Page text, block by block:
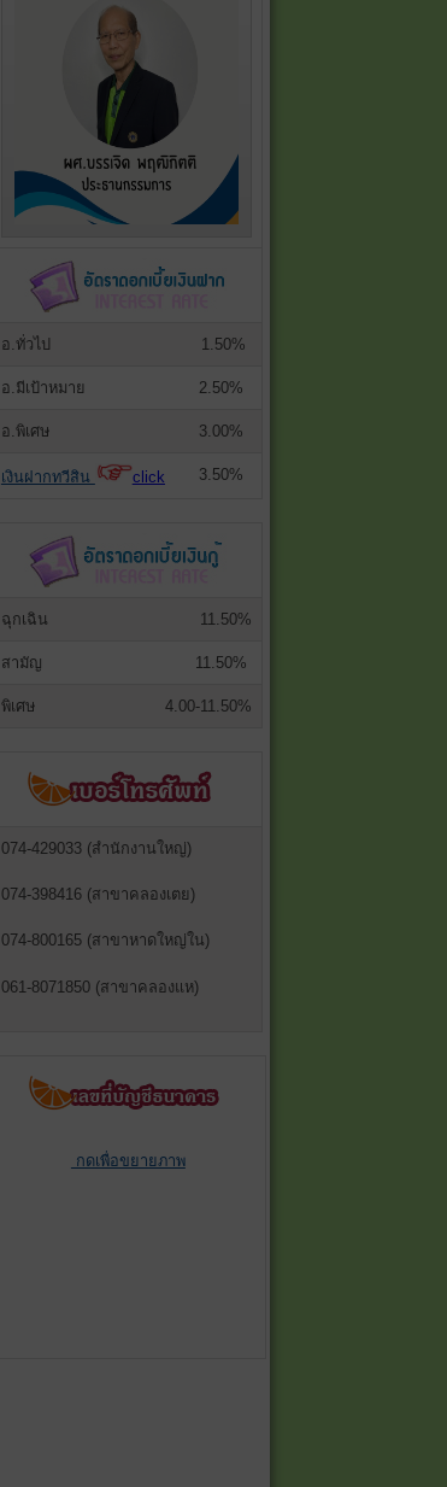
อ.ทั่วไป 1.50%
อ.มีเป้าหมาย 2.50%
อ.พิเศษ 3.00%
เงินฝากทวีสิน click 3.50%
ฉุกเฉิน 11.50%
สามัญ 11.50%
พิเศษ 4.00-11.50%
074-429033 (สำนักงานใหญ่)
074-398416 (สาขาคลองเตย)
074-800165 (สาขาหาดใหญ่ใน)
061-8071850 (สาขาคลองแห)
กดเพื่อขยายภาพ